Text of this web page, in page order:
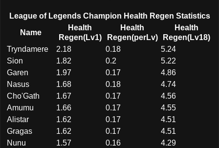
League of Legends Champion Health Regen Statistics
Name
Health
Regen(Lv1)
Health
Regen(perLv)
Health
Regen(Lv18)
Tryndamere 2.18 0.18
5.24
Sion
1.82 0.2
5.22
Garen
1.97 0.17
4.86
Nasus
1.68 0.18
4.74
Cho'Gath
1.67 0.17
4.56
Amumu
1.66 0.17
4.55
Alistar
1.62 0.17
4.51
Gragas
1.62 0.17
4.51
Nunu
1.57 0.16
4.29